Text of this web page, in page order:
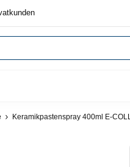
Keramikpastenspray 400ml E-COLL